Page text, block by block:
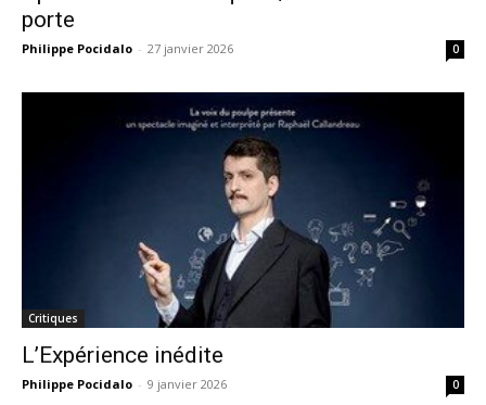
porte
Philippe Pocidalo - 27 janvier 2026 0
Critiques
L’Expérience inédite
Philippe Pocidalo - 9 janvier 2026 0